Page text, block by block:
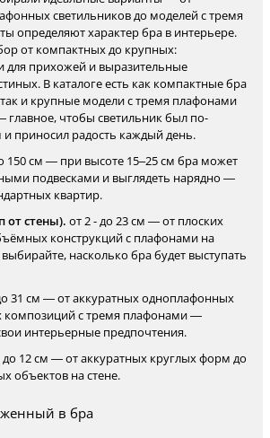
светильников до моделей с тремя
определяют характер бра в интерьере.
от компактных до крупных:
для прихожей и выразительные
В каталоге есть как компактные бра
и крупные модели с тремя плафонами
чтобы светильник был по-
приносил радость каждый день.
150 см — при высоте 15–25 см бра может
подвесками и выглядеть нарядно —
квартир.
от стены). от 2 - до 23 см — от плоских
конструкций с плафонами на
насколько бра будет выступать
31 см — от аккуратных одноплафонных
композиций с тремя плафонами —
интерьерные предпочтения.
до 12 см — от аккуратных круглых форм до
объектов на стене.
в бра